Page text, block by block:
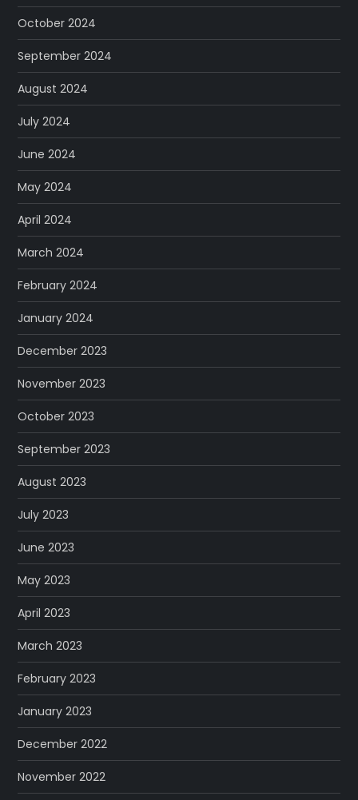
October 2024
September 2024
August 2024
July 2024
June 2024
May 2024
April 2024
March 2024
February 2024
January 2024
December 2023
November 2023
October 2023
September 2023
August 2023
July 2023
June 2023
May 2023
April 2023
March 2023
February 2023
January 2023
December 2022
November 2022